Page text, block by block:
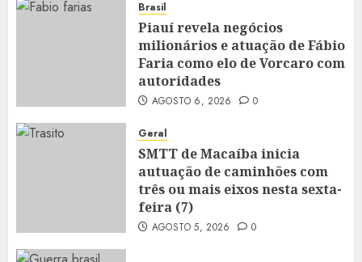
Brasil
Piauí revela negócios
milionários e atuação de Fábio
Faria como elo de Vorcaro com
autoridades
AGOSTO 6, 2026 0
Geral
SMTT de Macaíba inicia
autuação de caminhões com
três ou mais eixos nesta sexta-
feira (7)
AGOSTO 5, 2026 0